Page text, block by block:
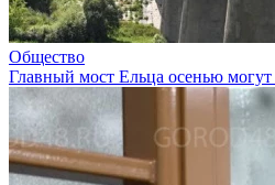
Общество
Главный мост Ельца осенью могут